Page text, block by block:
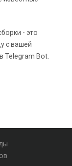
- это
с вашей
Telegram Bot.